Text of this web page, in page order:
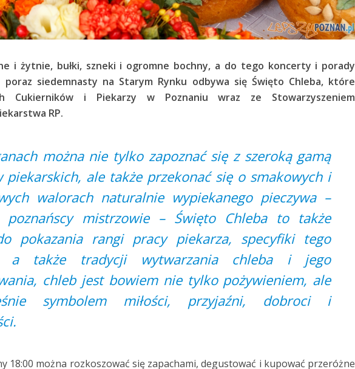
i żytnie, bułki, szneki i ogromne bochny, a do tego koncerty i porady
poraz siedemnasty na Starym Rynku odbywa się Święto Chleba, które
Cukierników i Piekarzy w Poznaniu wraz ze Stowarzyszeniem
RP.
można nie tylko zapoznać się z szeroką gamą
piekarskich, ale także przekonać się o smakowych i
walorach naturalnie wypiekanego pieczywa –
poznańscy mistrzowie – Święto Chleba to także
pokazania rangi pracy piekarza, specyfiki tego
a także tradycji wytwarzania chleba i jego
chleb jest bowiem nie tylko pożywieniem, ale
symbolem miłości, przyjaźni, dobroci i
18:00 można rozkoszować się zapachami, degustować i kupować przeróżne